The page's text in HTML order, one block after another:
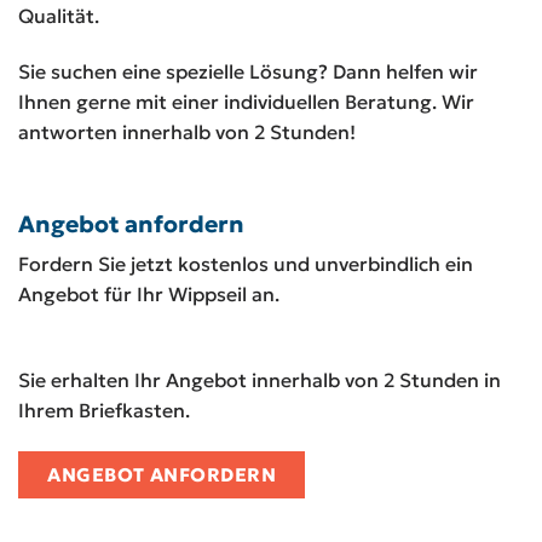
Qualität.
Sie suchen eine spezielle Lösung? Dann helfen wir
Ihnen gerne mit einer individuellen Beratung. Wir
antworten innerhalb von 2 Stunden!
Angebot anfordern
Fordern Sie jetzt kostenlos und unverbindlich ein
Angebot für Ihr Wippseil an.
Sie erhalten Ihr Angebot innerhalb von 2 Stunden in
Ihrem Briefkasten.
ANGEBOT ANFORDERN